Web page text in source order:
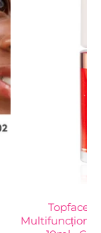
Topface